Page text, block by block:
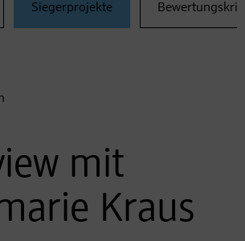
Siegerprojekte
mit
Kraus